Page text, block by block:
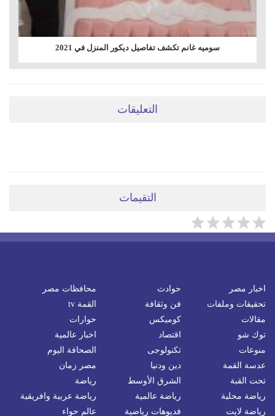
سوميه غانم تكشف تفاصيل ديكور المنزل في 2021
التعليقات
التقيمات
اخبار مصر حوادث
محافظات مصر
تحقيقات وملفات
فن وثقافة
القمة tv
مقالات
كوميكس
حوارات
توك شو
اقتصاد
اخبار عالمية
منوعات
تكنولوجى
الصحافة اليوم
عدسة القمة
دين ودنيا
مصر زمان
تحت القبة
الشرق الأوسط
رياضة
رياضة محلية
رياضة عالمية
رياضة عربية وافريقية
رياضة لايت
فديوهات رياضية عالم حواء